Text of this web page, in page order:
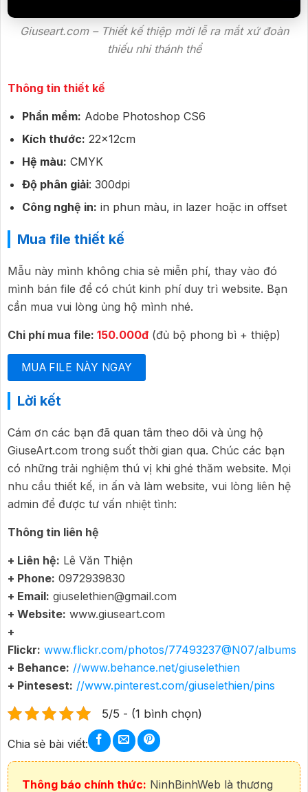
Giuseart.com – Thiết kế thiệp mời lễ ra mắt xứ đoàn
thiếu nhi thánh thể
Thông tin thiết kế
Phần mềm: Adobe Photoshop CS6
Kích thước: 22x12cm
Hệ màu: CMYK
Độ phân giải: 300dpi
Công nghệ in: in phun màu, in lazer hoặc in offset
Mua file thiết kế
Mẫu này mình không chia sẻ miễn phí, thay vào đó
mình bán file để có chút kinh phí duy trì website. Bạn
cần mua vui lòng ủng hộ mình nhé.
Chi phí mua file: 150.000đ (đủ bộ phong bì + thiệp)
MUA FILE NÀY NGAY
Lời kết
Cám ơn các bạn đã quan tâm theo dõi và ủng hộ
GiuseArt.com trong suốt thời gian qua. Chúc các bạn
có những trải nghiệm thú vị khi ghé thăm website. Mọi
nhu cầu thiết kế, in ấn và làm website, vui lòng liên hệ
admin để được tư vấn nhiệt tình:
Thông tin liên hệ
+ Liên hệ: Lê Văn Thiện
+ Phone: 0972939830
+ Email: giuselethien@gmail.com
+ Website: www.giuseart.com
+
Flickr: www.flickr.com/photos/77493237@N07/albums
+ Behance: //www.behance.net/giuselethien
+ Pintesest: //www.pinterest.com/giuselethien/pins
5/5 - (1 bình chọn)
Chia sẻ bài viết:
Thông báo chính thức: NinhBinhWeb là thương